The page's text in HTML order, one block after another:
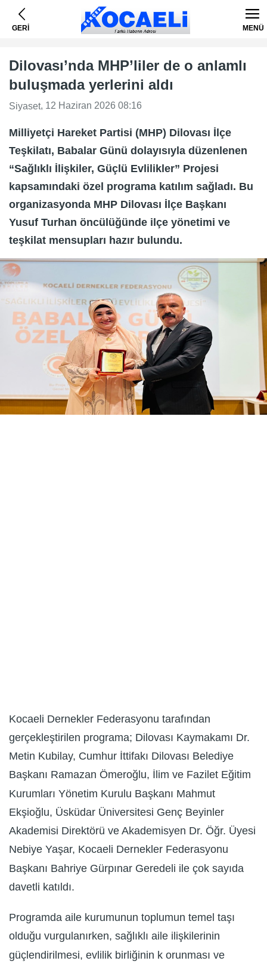
GERİ MENÜ
Dilovası’nda MHP’liler de o anlamlı
buluşmada yerlerini aldı
Siyaset, 12 Haziran 2026 08:16
Milliyetçi Hareket Partisi (MHP) Dilovası İlçe
Teşkilatı, Babalar Günü dolayısıyla düzenlenen
“Sağlıklı İlişkiler, Güçlü Evlilikler” Projesi
kapsamındaki özel programa katılım sağladı. Bu
organizasyonda MHP Dilovası İlçe Başkanı
Yusuf Turhan öncülüğünde ilçe yönetimi ve
teşkilat mensupları hazır bulundu.
Kocaeli Dernekler Federasyonu tarafından
gerçekleştirilen programa; Dilovası Kaymakamı Dr.
Metin Kubilay, Cumhur İttifakı Dilovası Belediye
Başkanı Ramazan Ömeroğlu, İlim ve Fazilet Eğitim
Kurumları Yönetim Kurulu Başkanı Mahmut
Ekşioğlu, Üsküdar Üniversitesi Genç Beyinler
Akademisi Direktörü ve Akademisyen Dr. Öğr. Üyesi
Nebiye Yaşar, Kocaeli Dernekler Federasyonu
Başkanı Bahriye Gürpınar Geredeli ile çok sayıda
davetli katıldı.
Programda aile kurumunun toplumun temel taşı
olduğu vurgulanırken, sağlıklı aile ilişkilerinin
güçlendirilmesi, evlilik birliğinin k orunması ve